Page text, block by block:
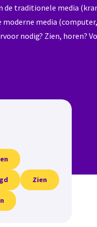
de traditionele media
moderne media
nodig? Zien, horen?
Zien